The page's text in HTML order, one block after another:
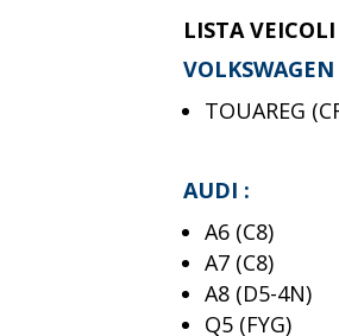
LISTA
VOLKSWAGEN
TOUAREG
AUDI :
A6 (C8)
A7 (C8)
A8 (D5-4N)
Q5 (FYG)